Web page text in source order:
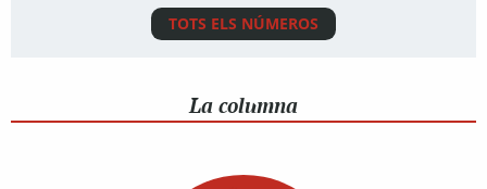
TOTS ELS NÚMEROS
La columna